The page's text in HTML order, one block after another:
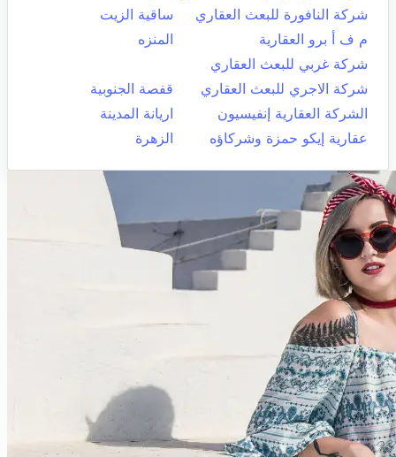
شركة النافورة للبعث العقاري
ساقية الزيت
م ف أ برو العقارية
المنزه
شركة غربي للبعث العقاري
شركة الاجري للبعث العقاري
قفصة الجنوبية
الشركة العقارية إنفيسيون
اريانة المدينة
عقارية إيكو حمزة وشركاؤه
الزهرة